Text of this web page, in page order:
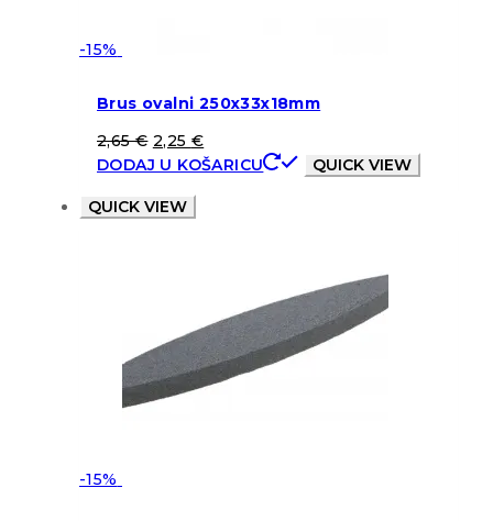
-15%
Brus ovalni 250x33x18mm
2,65€ 2,25 €
DODAJ U KOŠARICU
QUICK VIEW
QUICK VIEW
-15%